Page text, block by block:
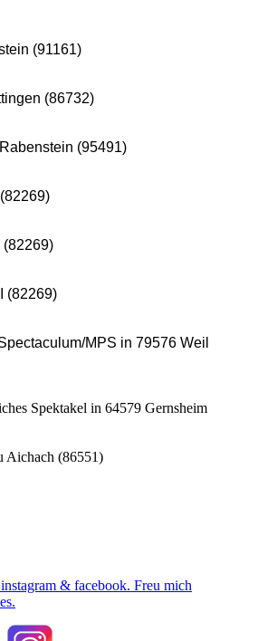
(91161)
(86732)
(95491)
(82269)
(82269)
MPS in 79576 Weil
Spektakel in 64579 Gernsheim
Aichach (86551)
& facebook. Freu mich